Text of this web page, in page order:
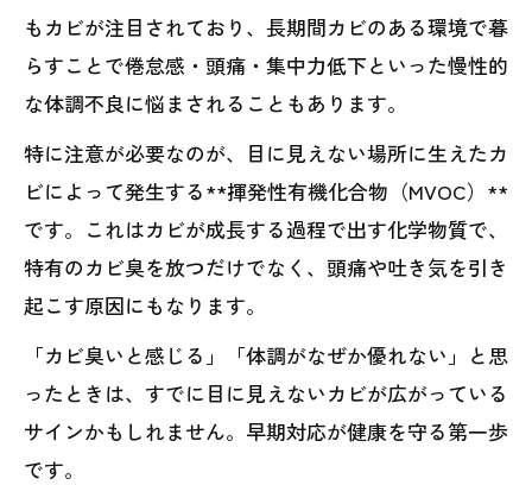
もカビが注目されており、長期間カビのある環境で暮
らすことで倦怠感・頭痛・集中力低下といった慢性的
な体調不良に悩まされることもあります。
特に注意が必要なのが、目に見えない場所に生えたカ
ビによって発生する**揮発性有機化合物（MVOC）**
です。これはカビが成長する過程で出す化学物質で、
特有のカビ臭を放つだけでなく、頭痛や吐き気を引き
起こす原因にもなります。
「カビ臭いと感じる」「体調がなぜか優れない」と思
ったときは、すでに目に見えないカビが広がっている
サインかもしれません。早期対応が健康を守る第一歩
です。